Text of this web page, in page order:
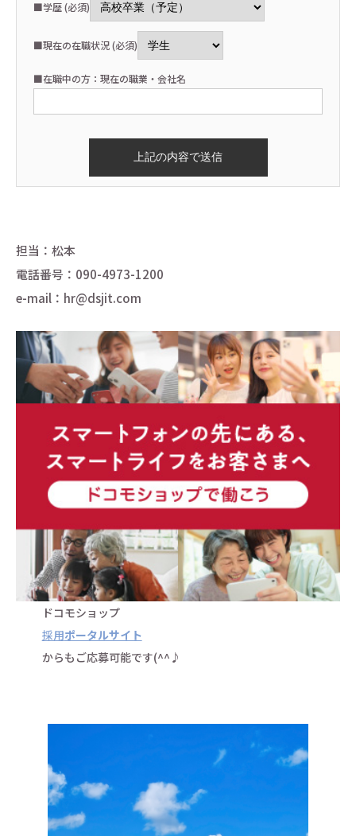
■学歴 (必須)
■現在の在職状況 (必須)
■在職中の方：現在の職業・会社名
担当：松本
電話番号：090-4973-1200
e-mail：hr@dsjit.com
ドコモショップ
採用ポータルサイト
からもご応募可能です(^^♪